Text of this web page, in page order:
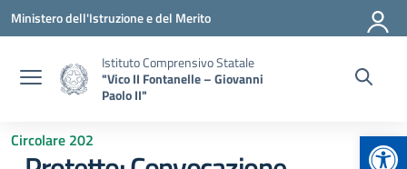
Vai ai contenuti
Vai al menu di navigazione
Vai al footer
Ministero dell'Istruzione e del Merito
Istituto Comprensivo Statale
"Vico II Fontanelle – Giovanni
Paolo II"
Circolare 202